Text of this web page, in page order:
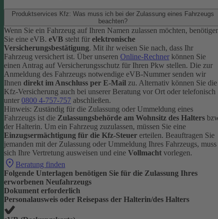
Produktservices Kfz: Was muss ich bei der Zulassung eines Fahrzeugs
beachten?
Wenn Sie ein Fahrzeug auf Ihren Namen zulassen möchten,
Sie eine eVB. eVB steht für elektronische
Versicherungsbestätigung. Mit ihr weisen Sie nach, dass Ihr
Fahrzeug versichert ist. Über unseren Online-Rechner können Sie
einen Antrag auf Versicherungsschutz für Ihren Pkw stellen. Die zur
Anmeldung des Fahrzeugs notwendige eVB-Nummer senden wir
Ihnen direkt im Anschluss per E-Mail zu. Alternativ können Sie die
Kfz-Versicherung auch bei unserer Beratung vor Ort oder telefonisch
unter 0800 4-757-757 abschließen.
Hinweis: Zuständig für die Zulassung oder Ummeldung eines
Fahrzeugs ist die Zulassungsbehörde am Wohnsitz des Halters
der Halterin. Um ein Fahrzeug zuzulassen, müssen Sie eine
Einzugsermächtigung für die Kfz-Steuer erteilen. Beauftragen Sie
jemanden mit der Zulassung oder Ummeldung Ihres Fahrzeugs, muss
sich Ihre Vertretung ausweisen und eine Vollmacht vorlegen.
Beratung finden
Folgende Unterlagen benötigen Sie für die Zulassung Ihres
erworbenen Neufahrzeugs
Dokument erforderlich
Personalausweis oder Reisepass der Halterin/des Halters